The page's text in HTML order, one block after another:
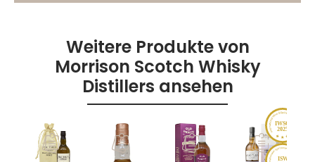
Weitere Produkte von
Morrison Scotch Whisky
Distillers ansehen
IWSC
2025
ISW